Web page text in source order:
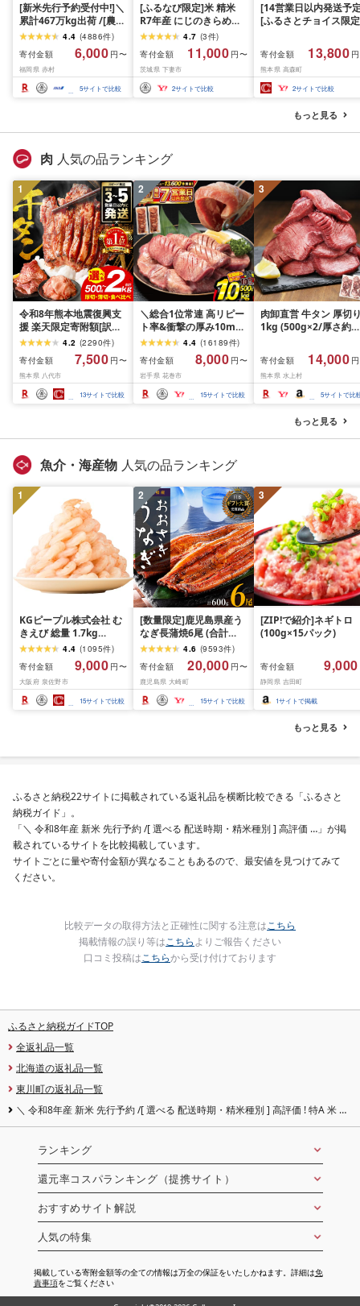
[新米先行予約受付中!]＼
累計467万kg出荷 /[農家
応援米]訳あり 令和7年産
令和8年産ふくきらり 夢
つくし 5kg 10kg 15kg
20kg [選べる品種・内容
量・出荷時期]複数原料
米 白米 精米 国産 限定
グ
4.4 (4886件)
寄付金額
6,000 円〜
福岡県 赤村
5サイトで比較
[ふるなび限定]米 精米
R7年産 にじのきらめき
10kg 10月 FN-Limited-
4.7 (3件)
寄付金額
11,000 円〜
茨城県 下妻市
2サイトで比較
[14営業日以内発送予
[ふるさとチョイス限定
だわら 熊本県 高森町
リジナル米 計
10kg(5kg×2袋)精米 お
米 米 5kg×2 10kg
寄付金額 13,800
熊本県 高森町
2サイトで比較
もっと見る
肉 人気の品ランキング
1
令和8年熊本地震復興支
援 楽天限定寄附額[訳あ
り]牛タン 500g〜2kg 肉
牛肉 訳あり 牛タン 冷凍
小分け 厚切り 薄切り 食
べ比べ 500g 1kg 1.5kg
2kg 牛 人気 ビーフ 牛た
ん ふるさと納税 ランキ
4.2 (2290件)
寄付金額
7,500 円〜
熊本県 八代市
13サイトで比較
2
＼総合1位常連 高リピー
ト率&衝撃の厚み10mm
厚切り牛タン 塩味/ ≪ス
ピード発送!!10営業日以
内発送≫ 選べる内容量
500g / 1kg 定期便 毎月
届く 牛肉 肉 BBQ ふるさ
と 人気 ランキング 岩手
4.4 (16189件)
寄付金額
8,000 円〜
岩手県 花巻市
15サイトで比較
3
肉卸直営 牛タン 厚切
1kg (500g×2/厚さ約
牛肉 焼肉 冷凍 スライ
業務用 バーベキュー
BBQ おつまみ ギフト
祝い お中元 夏ギフト
寄付金額 14,000
熊本県 水上村
5サイトで比
もっと見る
魚介・海産物 人気の品ランキング
1
KGピープル株式会社 む
きえび 総量 1.7kg
(850g×2P) 特大 5Lサイ
ズ バナメイエビ バラ凍
結 下処理不要 サイズ不
揃い 訳あり
4.4 (1095件)
寄付金額
9,000 円〜
大阪府 泉佐野市
15サイトで比較
2
[数量限定]鹿児島県産う
なぎ長蒲焼6尾 (合計
600g以上)4.6 (9593件)
寄付金額
20,000 円〜
鹿児島県 大崎町
15サイトで比較
3
[ZIP!で紹介]ネギトロ
(100g×15パック)
寄付金額 9,000
静岡県 吉田町
1サイトで掲載
もっと見る
ふるさと納税22サイトに掲載されている返礼品を横断比較できる「ふるさと
納税ガイド」。
「＼ 令和8年産 新米 先行予約 /[ 選べる 配送時期・精米種別 ] 高評価 …」が掲
載されているサイトを比較掲載しています。
サイトごとに量や寄付金額が異なることもあるので、最安値を見つけてみて
ください。
比較データの取得方法と正確性に関する注意はこちら
掲載情報の誤り等はこちらよりご報告ください
口コミ投稿はこちらから受け付けております
ふるさと納税ガイドTOP
全返礼品一覧
北海道の返礼品一覧
東川町の返礼品一覧
＼ 令和8年産 新米 先行予約 /[ 選べる 配送時期・精米種別 ] 高評価 ! 特A 米 北
ランキング
還元率コスパランキング（提携サイト）
おすすめサイト解説
人気の特集
掲載している寄附金額等の全ての情報は万全の保証をいたしかねます。詳細は免
責事項をご覧ください